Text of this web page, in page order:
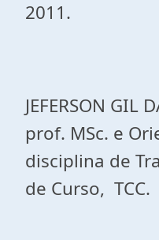
2011.
JEFERSON GIL
prof. MSc. e
disciplina de
de Curso, TCC.